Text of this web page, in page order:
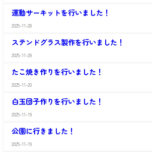
ち
館
の
家
き
ち
館
わ
や
か
の
家
き
ち
館
運動サーキットを行いました！
2025-11-28
わ
や
か
の
家
き
ち
館
ステンドグラス製作を行いました！
2025-11-28
わ
や
か
の
家
き
ち
館
たこ焼き作りを行いました！
2025-11-20
わ
や
か
の
家
き
白玉団子作りを行いました！
2025-11-19
わ
や
か
公園に行きました！
2025-11-19